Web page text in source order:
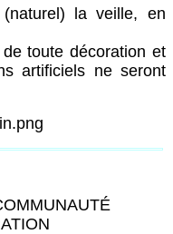
la veille, en
toute décoration et
artificiels ne seront